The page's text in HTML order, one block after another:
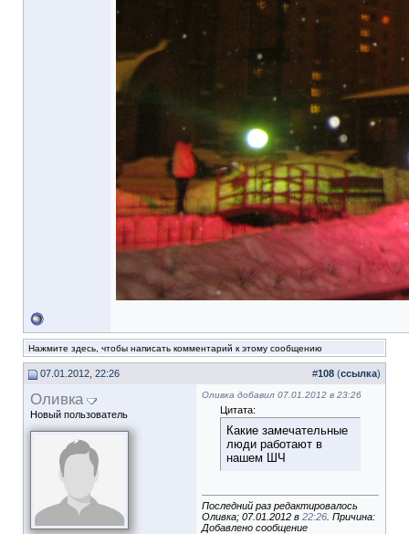
Нажмите здесь, чтобы написать комментарий к этому сообщению
07.01.2012, 22:26 #108 (ссылка)
Оливка
Новый пользователь
Оливка добавил 07.01.2012 в 23:26
Цитата:
Какие замечательные
люди работают в
нашем ШЧ
Последний раз редактировалось
Оливка; 07.01.2012 в 22:26 . Причина:
Добавлено сообщение